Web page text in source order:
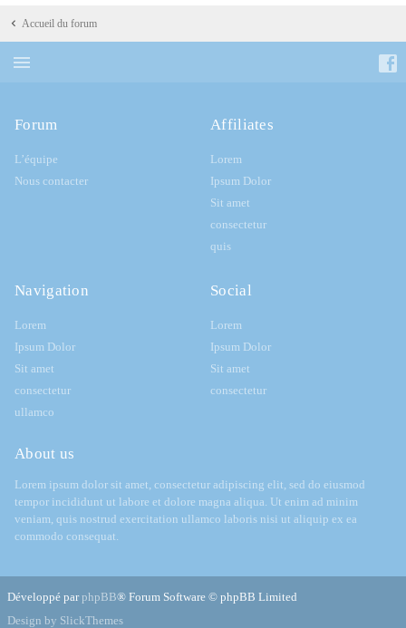
Accueil du forum
Forum
L’équipe
Nous contacter
Affiliates
Lorem
Ipsum Dolor
Sit amet
consectetur
quis
Navigation
Lorem
Ipsum Dolor
Sit amet
consectetur
ullamco
Social
Lorem
Ipsum Dolor
Sit amet
consectetur
About us
Lorem ipsum dolor sit amet, consectetur adipiscing elit, sed do eiusmod
tempor incididunt ut labore et dolore magna aliqua. Ut enim ad minim
veniam, quis nostrud exercitation ullamco laboris nisi ut aliquip ex ea
commodo consequat.
Développé parphpBB® Forum Software © phpBB Limited
Design by SlickThemes